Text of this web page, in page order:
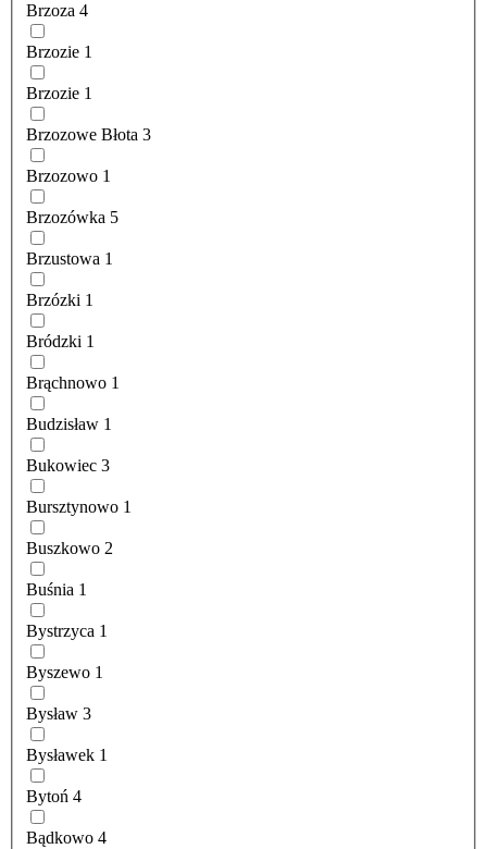
Brzoza 4
Brzozie 1
Brzozie 1
Brzozowe Błota 3
Brzozowo 1
Brzozówka 5
Brzustowa 1
Brzózki 1
Bródzki 1
Brąchnowo 1
Budzisław 1
Bukowiec 3
Bursztynowo 1
Buszkowo 2
Buśnia 1
Bystrzyca 1
Byszewo 1
Bysław 3
Bysławek 1
Bytoń 4
Bądkowo 4